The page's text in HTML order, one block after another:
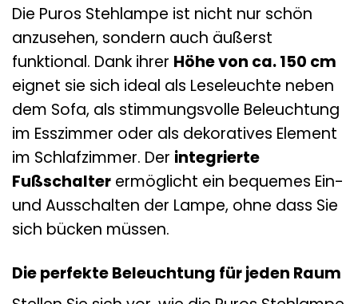
Die Puros Stehlampe ist nicht nur schön
anzusehen, sondern auch äußerst
funktional. Dank ihrer Höhe von ca. 150 cm
eignet sie sich ideal als Leseleuchte neben
dem Sofa, als stimmungsvolle Beleuchtung
im Esszimmer oder als dekoratives Element
im Schlafzimmer. Der integrierte
Fußschalter ermöglicht ein bequemes Ein-
und Ausschalten der Lampe, ohne dass Sie
sich bücken müssen.
Die perfekte Beleuchtung für jeden Raum